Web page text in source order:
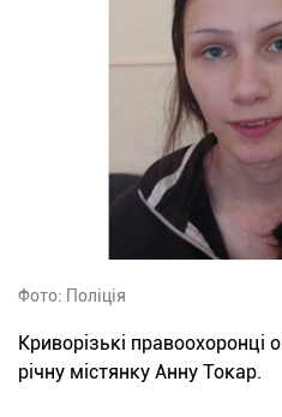
Фото: Поліція
Криворізькі правоохоронці
річну містянку Анну Токар.